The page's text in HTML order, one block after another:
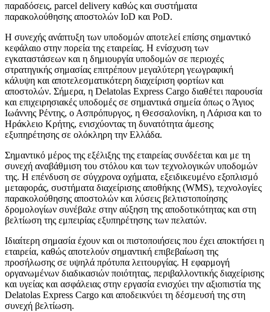
παραδόσεις, parcel delivery καθώς και συστήματα
παρακολούθησης αποστολών IoD και PoD.
Η συνεχής ανάπτυξη των υποδομών αποτελεί επίσης σημαντικό
κεφάλαιο στην πορεία της εταιρείας. Η ενίσχυση των
εγκαταστάσεων και η δημιουργία υποδομών σε περιοχές
στρατηγικής σημασίας επιτρέπουν μεγαλύτερη γεωγραφική
κάλυψη και αποτελεσματικότερη διαχείριση φορτίων και
αποστολών. Σήμερα, η Delatolas Express Cargo διαθέτει παρουσία
και επιχειρησιακές υποδομές σε σημαντικά σημεία όπως ο Άγιος
Ιωάννης Ρέντης, ο Ασπρόπυργος, η Θεσσαλονίκη, η Λάρισα και το
Ηράκλειο Κρήτης, ενισχύοντας τη δυνατότητα άμεσης
εξυπηρέτησης σε ολόκληρη την Ελλάδα.
Σημαντικό μέρος της εξέλιξης της εταιρείας συνδέεται και με τη
συνεχή αναβάθμιση του στόλου και των τεχνολογικών υποδομών
της. Η επένδυση σε σύγχρονα οχήματα, εξειδικευμένο εξοπλισμό
μεταφοράς, συστήματα διαχείρισης αποθήκης (WMS), τεχνολογίες
παρακολούθησης αποστολών και λύσεις βελτιστοποίησης
δρομολογίων συνέβαλε στην αύξηση της αποδοτικότητας και στη
βελτίωση της εμπειρίας εξυπηρέτησης των πελατών.
Ιδιαίτερη σημασία έχουν και οι πιστοποιήσεις που έχει αποκτήσει η
εταιρεία, καθώς αποτελούν σημαντική επιβεβαίωση της
προσήλωσης σε υψηλά πρότυπα λειτουργίας. Η εφαρμογή
οργανωμένων διαδικασιών ποιότητας, περιβαλλοντικής διαχείρισης
και υγείας και ασφάλειας στην εργασία ενισχύει την αξιοπιστία της
Delatolas Express Cargo και αποδεικνύει τη δέσμευσή της στη
συνεχή βελτίωση.